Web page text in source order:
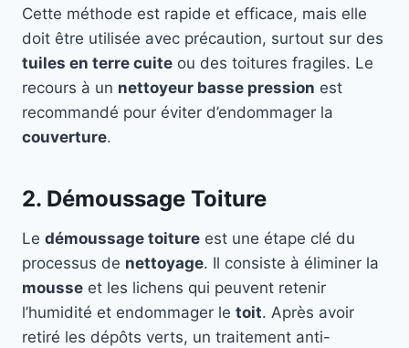
Cette méthode est rapide et efficace, mais elle
doit être utilisée avec précaution, surtout sur des
tuiles en terre cuite ou des toitures fragiles. Le
recours à un nettoyeur basse pression est
recommandé pour éviter d’endommager la
couverture.
2. Démoussage Toiture
Le démoussage toiture est une étape clé du
processus de nettoyage. Il consiste à éliminer la
mousse et les lichens qui peuvent retenir
l’humidité et endommager le toit. Après avoir
retiré les dépôts verts, un traitement anti-